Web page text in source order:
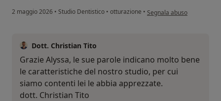
2 maggio 2026 • Studio Dentistico • otturazione • secondo l'opinione
Segnala abuso
Dott. Christian Tito
Grazie Alyssa, le sue parole indicano molto bene
le caratteristiche del nostro studio, per cui
siamo contenti lei le abbia apprezzate.
dott. Christian Tito